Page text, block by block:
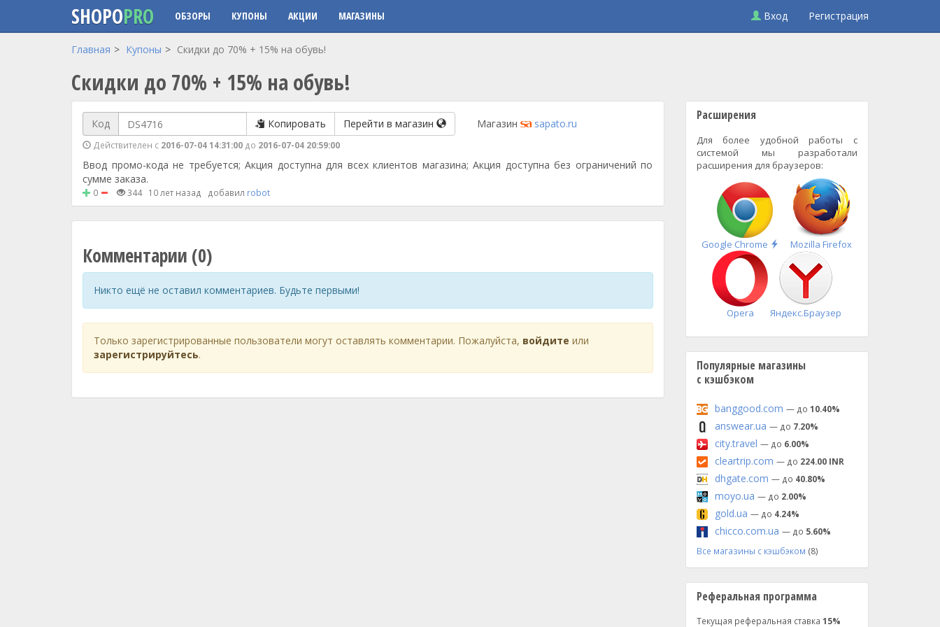
Перейти к основному содержанию
SHOPOPRO ОБЗОРЫ КУПОНЫ АКЦИИ МАГАЗИНЫ Вход Регистрация
Главная Купоны Скидки до 70% + 15% на обувь!
Скидки до 70% + 15% на обувь!
Код Копировать Перейти в магазин
Действителен с 2016-07-04 14:31:00 до 2016-07-04 20:59:00
Магазин sapato.ru
Ввод промо-кода не требуется; Акция доступна для всех клиентов магазина; Акция доступна без ограничений по
сумме заказа.
0 344 10 лет назад добавил robot
Комментарии (0)
Никто ещё не оставил комментариев. Будьте первыми!
Только зарегистрированные пользователи могут оставлять комментарии. Пожалуйста, войдите или
зарегистрируйтесь.
Расширения
Для более удобной работы с
системой мы разработали
расширения для браузеров:
Google Chrome
Быстрая
установка
Mozilla Firefox
Opera Яндекс.Браузер
Популярные магазины
с кэшбэком
banggood.com — до 10.40%
answear.ua — до 7.20%
city.travel — до 6.00%
cleartrip.com — до 224.00 INR
dhgate.com — до 40.80%
moyo.ua — до 2.00%
gold.ua — до 4.24%
chicco.com.ua — до 5.60%
Все магазины с кэшбэком (8)
Реферальная программа
Текущая реферальная ставка 15%